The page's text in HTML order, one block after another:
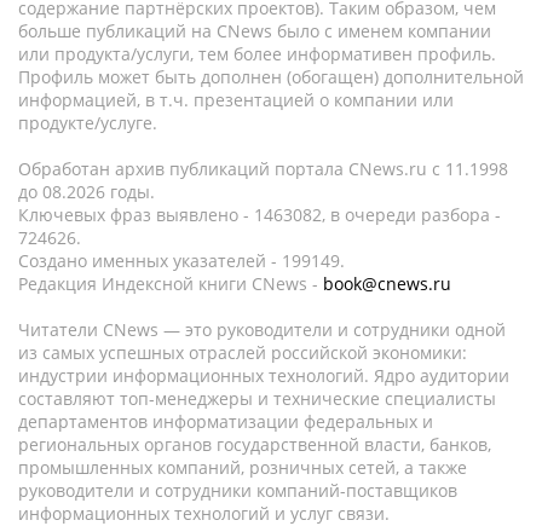
содержание партнёрских проектов). Таким образом, чем
больше публикаций на CNews было с именем компании
или продукта/услуги, тем более информативен профиль.
Профиль может быть дополнен (обогащен) дополнительной
информацией, в т.ч. презентацией о компании или
продукте/услуге.
Обработан архив публикаций портала CNews.ru c 11.1998
до 08.2026 годы.
Ключевых фраз выявлено - 1463082, в очереди разбора -
724626.
Создано именных указателей - 199149.
Редакция Индексной книги CNews - book@cnews.ru
Читатели CNews — это руководители и сотрудники одной
из самых успешных отраслей российской экономики:
индустрии информационных технологий. Ядро аудитории
составляют топ-менеджеры и технические специалисты
департаментов информатизации федеральных и
региональных органов государственной власти, банков,
промышленных компаний, розничных сетей, а также
руководители и сотрудники компаний-поставщиков
информационных технологий и услуг связи.